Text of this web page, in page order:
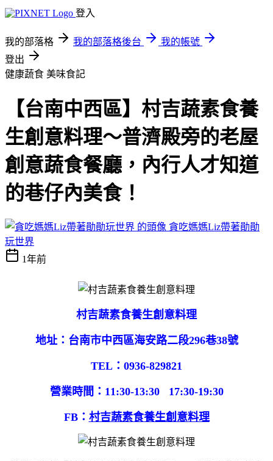
登入
我的部落格 我的部落格後台
我的帳號
登出
健康蔬食 美味食記
【台南中西區】村吉蔬素食養
生創意料理～普濟殿旁的老屋
創意蔬食餐廳，內行人才知道
的巷仔內美食！
貪吃媽媽Liz帶著勛勛
玩世界
1年前
村吉蔬素食養生創意料理
地址：台南市中西區海安路二段296巷38號
TEL：0936-829821
營業時間：11:30-13:30 17:30-19:30
FB： 村吉蔬素食養生創意料理